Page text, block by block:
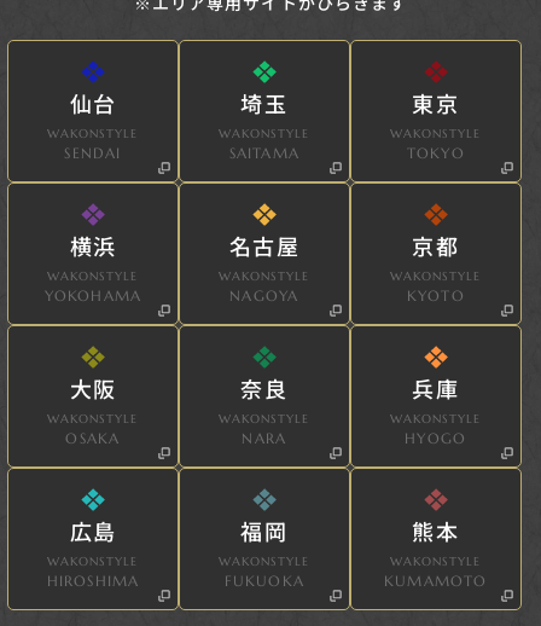
仙台
WAKONSTYLE
SENDAI
埼玉
WAKONSTYLE
SAITAMA
東京
WAKONSTYLE
TOKYO
横浜
WAKONSTYLE
YOKOHAMA
名古屋
WAKONSTYLE
NAGOYA
京都
WAKONSTYLE
KYOTO
大阪
WAKONSTYLE
OSAKA
奈良
WAKONSTYLE
NARA
兵庫
WAKONSTYLE
HYOGO
広島
WAKONSTYLE
HIROSHIMA
福岡
WAKONSTYLE
FUKUOKA
熊本
WAKONSTYLE
KUMAMOTO